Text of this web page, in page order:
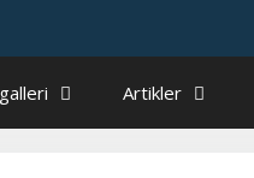
Artikler